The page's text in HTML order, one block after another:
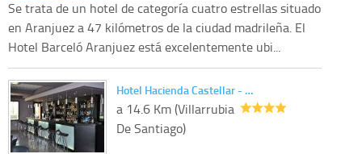
Se trata de un hotel de categoría cuatro estrellas situado
en Aranjuez a 47 kilómetros de la ciudad madrileña. El
Hotel Barceló Aranjuez está excelentemente ubi...
Hotel Hacienda Castellar - …
a 14.6 Km (Villarrubia
De Santiago)